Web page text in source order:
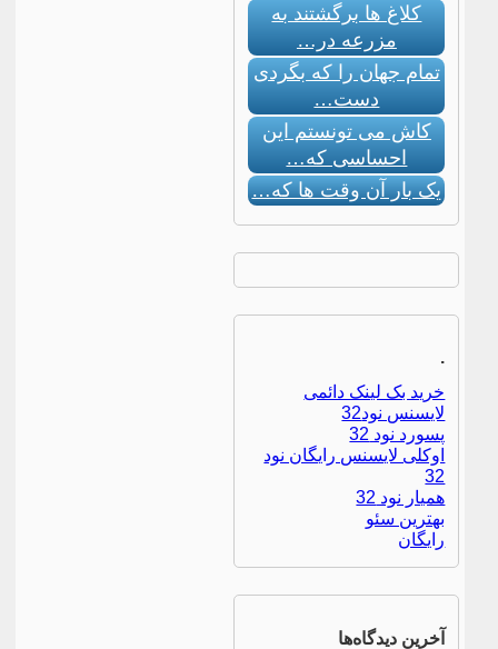
کلاغ ها برگشتند به
مزرعه در…
تمام جهان را که بگردی
دست…
کاش می تونستم این
احساسی که…
یک بار آن وقت ها که…
.
خرید بک لینک دائمی
لایسنس نود32
پسورد نود 32
اوکلی لایسنس رایگان نود
32
همیار نود 32
بهترین سئو
رایگان
آخرین دیدگاه‌ها